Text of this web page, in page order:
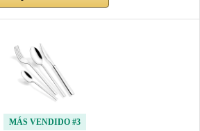
MÁS VENDIDO #3